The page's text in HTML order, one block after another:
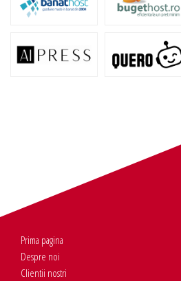
Prima pagina
Despre noi
Clientii nostri